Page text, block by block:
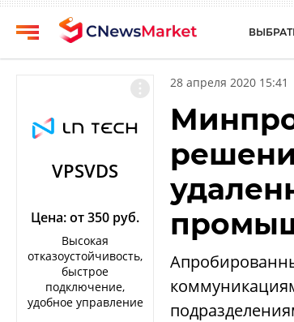
Публикации
обзоры
кабинет
проекте
Конференции
Техника
VPSVDS
Цена: от 350 руб.
Высокая
отказоустойчивость,
быстрое
подключение,
удобное управление
28 апреля 2020 15:41